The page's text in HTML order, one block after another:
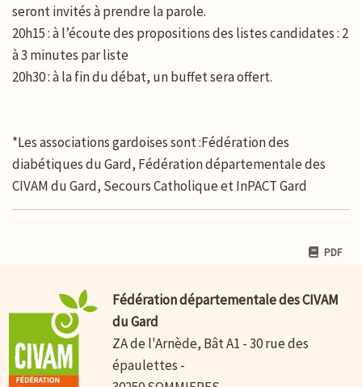
seront invités à prendre la parole.
20h15 : à l’écoute des propositions des listes candidates : 2
à 3 minutes par liste
20h30 : à la fin du débat, un buffet sera offert.
*Les associations gardoises sont :Fédération des
diabétiques du Gard, Fédération départementale des
CIVAM du Gard, Secours Catholique et InPACT Gard
PDF
Fédération départementale des CIVAM
du Gard
ZA de l'Arnède, Bât A1 - 30 rue des
épaulettes -